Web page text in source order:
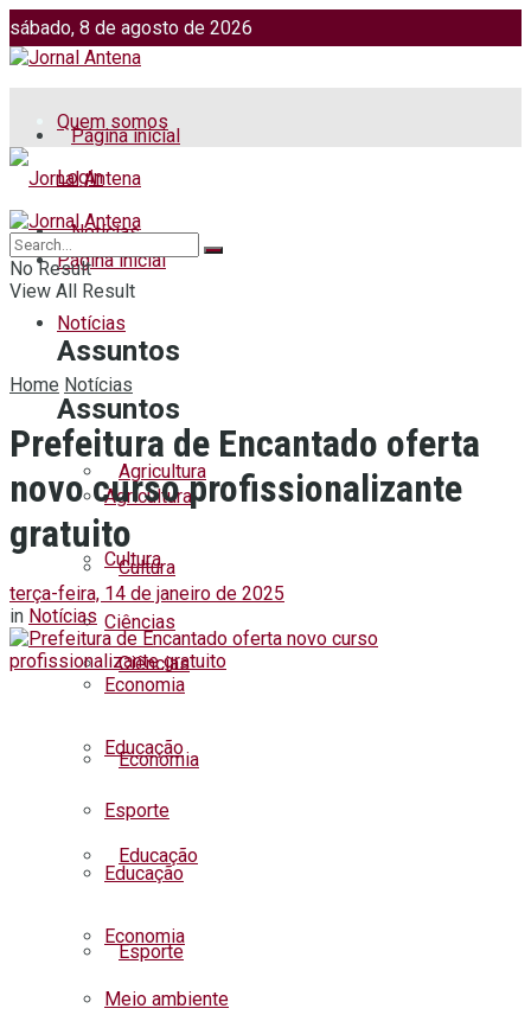
sábado, 8 de agosto de 2026
Jornalismo: (51) 98599 2486
Quem somos
Login
Página inicial
Notícias
Assuntos
Agricultura
Cultura
Ciências
Economia
Educação
Esporte
Página inicial
Notícias
Assuntos
Agricultura
Cultura
Ciências
Economia
Educação
Esporte
Educação
Economia
Meio ambiente
No Result
View All Result
Home Notícias
Prefeitura de Encantado oferta
novo curso profissionalizante
gratuito
terça-feira, 14 de janeiro de 2025
in Notícias